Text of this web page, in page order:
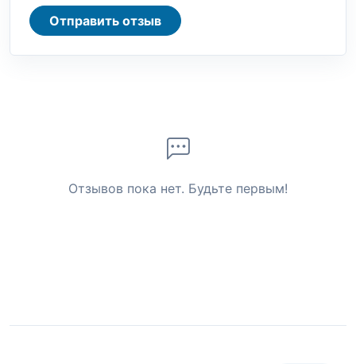
Отправить отзыв
Отзывов пока нет. Будьте первым!